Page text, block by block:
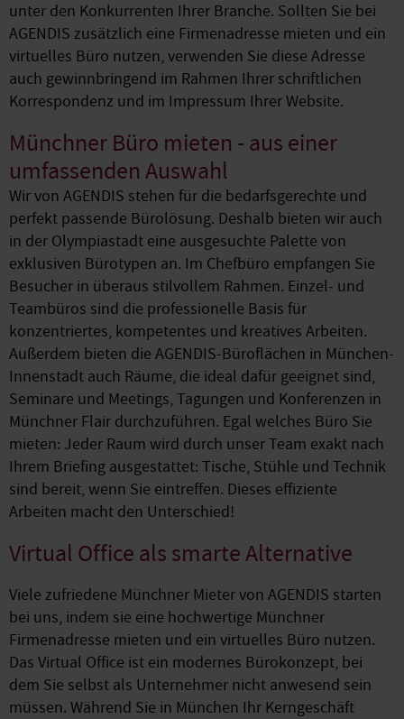
unter den Konkurrenten Ihrer Branche. Sollten Sie bei
AGENDIS zusätzlich eine Firmenadresse mieten und ein
virtuelles Büro nutzen, verwenden Sie diese Adresse
auch gewinnbringend im Rahmen Ihrer schriftlichen
Korrespondenz und im Impressum Ihrer Website.
Münchner Büro mieten - aus einer
umfassenden Auswahl
Wir von AGENDIS stehen für die bedarfsgerechte und
perfekt passende Bürolösung. Deshalb bieten wir auch
in der Olympiastadt eine ausgesuchte Palette von
exklusiven Bürotypen an. Im Chefbüro empfangen Sie
Besucher in überaus stilvollem Rahmen. Einzel- und
Teambüros sind die professionelle Basis für
konzentriertes, kompetentes und kreatives Arbeiten.
Außerdem bieten die AGENDIS-Büroflächen in München-
Innenstadt auch Räume, die ideal dafür geeignet sind,
Seminare und Meetings, Tagungen und Konferenzen in
Münchner Flair durchzuführen. Egal welches Büro Sie
mieten: Jeder Raum wird durch unser Team exakt nach
Ihrem Briefing ausgestattet: Tische, Stühle und Technik
sind bereit, wenn Sie eintreffen. Dieses effiziente
Arbeiten macht den Unterschied!
Virtual Office als smarte Alternative
Viele zufriedene Münchner Mieter von AGENDIS starten
bei uns, indem sie eine hochwertige Münchner
Firmenadresse mieten und ein virtuelles Büro nutzen.
Das Virtual Office ist ein modernes Bürokonzept, bei
dem Sie selbst als Unternehmer nicht anwesend sein
müssen. Während Sie in München Ihr Kerngeschäft